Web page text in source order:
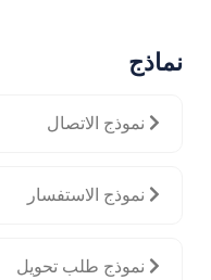
نماذج
نموذج الاتصال
نموذج الاستفسار
نموذج طلب تحويل